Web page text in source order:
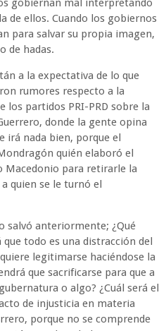
gobiernan mal interpretando
de ellos. Cuando los gobiernos
para salvar su propia imagen,
de hadas.
a la expectativa de lo que
rumores respecto a la
los partidos PRI-PRD sobre la
donde la gente opina
irá nada bien, porque el
quién elaboró el
Macedonio para retirarle la
quien se le turnó el
salvó anteriormente; ¿Qué
que todo es una distracción del
legitimarse haciéndose la
que sacrificarse para que a
o algo? ¿Cuál será el
de injusticia en materia
porque no se comprende